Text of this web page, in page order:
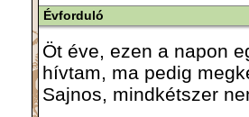
Évforduló
Öt éve, ezen a napon
hívtam, ma pedig
Sajnos, mindkétszer